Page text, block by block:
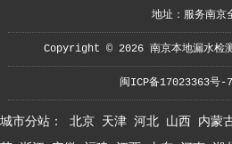
地址：服务南京
Copyright © 2026 南京本地漏水检
闽ICP备17023363号-7
城市分站： 北京 天津 河北 山西 内蒙